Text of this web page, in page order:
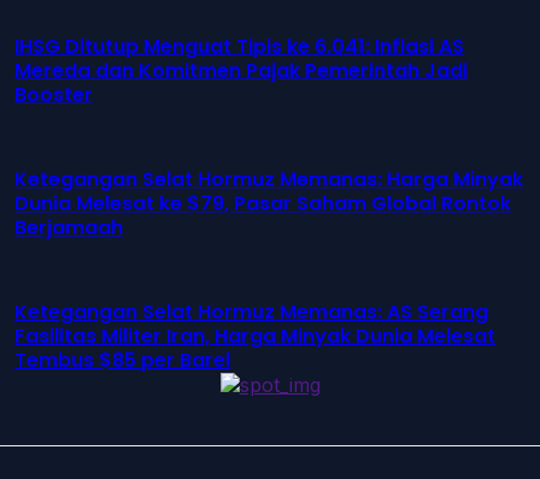
IHSG Ditutup Menguat Tipis ke 6.041: Inflasi AS
Mereda dan Komitmen Pajak Pemerintah Jadi
Booster
Ketegangan Selat Hormuz Memanas: Harga Minyak
Dunia Melesat ke $79, Pasar Saham Global Rontok
Berjamaah
Ketegangan Selat Hormuz Memanas: AS Serang
Fasilitas Militer Iran, Harga Minyak Dunia Melesat
Tembus $85 per Barel